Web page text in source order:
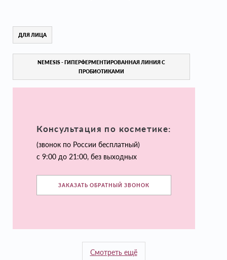
ДЛЯ ЛИЦА
NEMESIS - ГИПЕРФЕРМЕНТИРОВАННАЯ ЛИНИЯ С
ПРОБИОТИКАМИ
Консультация по косметике:
(звонок по России бесплатный)
с 9:00 до 21:00, без выходных
ЗАКАЗАТЬ ОБРАТНЫЙ ЗВОНОК
Смотреть ещё